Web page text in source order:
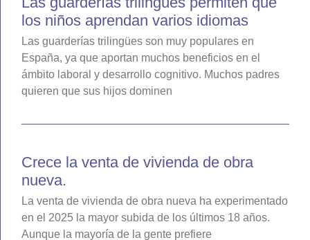
los niños aprendan varios idiomas
Las guarderías trilingües son muy populares en
España, ya que aportan muchos beneficios en el
ámbito laboral y desarrollo cognitivo. Muchos padres
quieren que sus hijos dominen
Crece la venta de vivienda de obra
nueva.
La venta de vivienda de obra nueva ha experimentado
en el 2025 la mayor subida de los últimos 18 años.
Aunque la mayoría de la gente prefiere